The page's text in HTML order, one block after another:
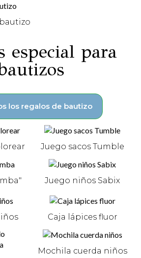
especial para
los regalos de bautizo
Juego sacos Tumble
Juego niños Sabix
Caja lápices fluor
Mochila cuerda niños